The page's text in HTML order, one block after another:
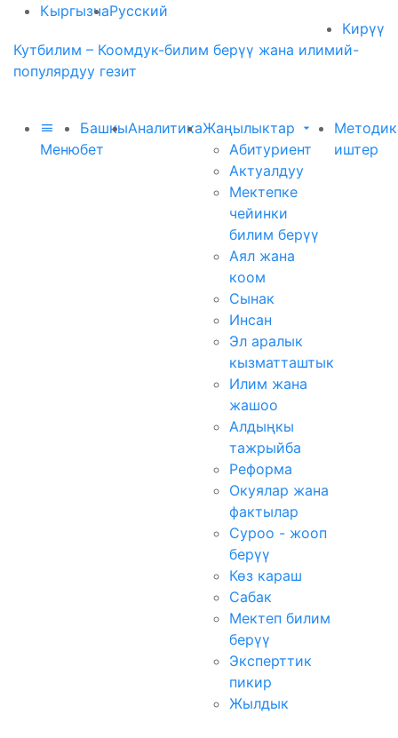
КыргызчаРусский
Кирүү
Кутбилим – Коомдук-билим берүү жана илимий-
популярдуу гезит
Меню
Башкы
бет
АналитикаЖаңылыктар
Абитуриент
Актуалдуу
Мектепке
чейинки
билим берүү
Аял жана
коом
Сынак
Инсан
Эл аралык
кызматташтык
Илим жана
жашоо
Алдыңкы
тажрыйба
Реформа
Окуялар жана
фактылар
Суроо - жооп
берүү
Көз караш
Сабак
Мектеп билим
берүү
Эксперттик
пикир
Жылдык
иштер